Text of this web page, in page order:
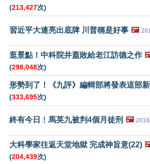
(213,427次)
習近平大連亮出底牌 川普稱是好事 🖼️
逛景點！中科院井蓋敗給老江訪德之作
(298,048次)
形勢到了！《九評》編輯部將發表這部
(333,695次)
終有今日﹗馬英九被判4個月徒刑 🖼️
大科學家往返天堂地獄 完成神旨意(22)
(204,439次)